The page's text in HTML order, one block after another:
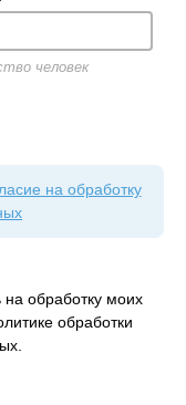
человек
на обработку
обработку моих
обработки